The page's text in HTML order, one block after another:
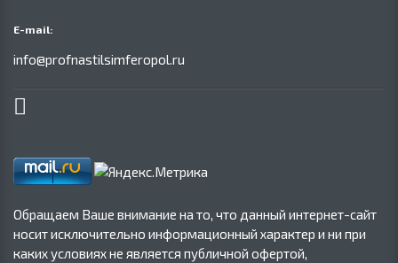
E-mail:
info@profnastilsimferopol.ru
Обращаем Ваше внимание на то, что данный интернет-сайт
носит исключительно информационный характер и ни при
каких условиях не является публичной офертой,